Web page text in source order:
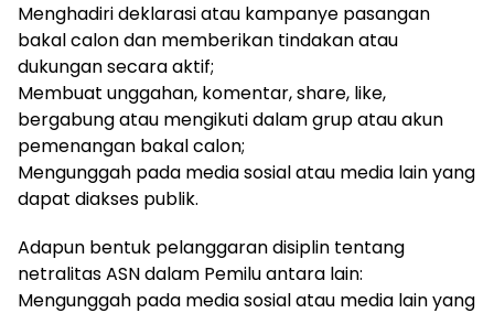
Menghadiri deklarasi atau kampanye pasangan
bakal calon dan memberikan tindakan atau
dukungan secara aktif;
Membuat unggahan, komentar, share, like,
bergabung atau mengikuti dalam grup atau akun
pemenangan bakal calon;
Mengunggah pada media sosial atau media lain yang
dapat diakses publik.
Adapun bentuk pelanggaran disiplin tentang
netralitas ASN dalam Pemilu antara lain:
Mengunggah pada media sosial atau media lain yang